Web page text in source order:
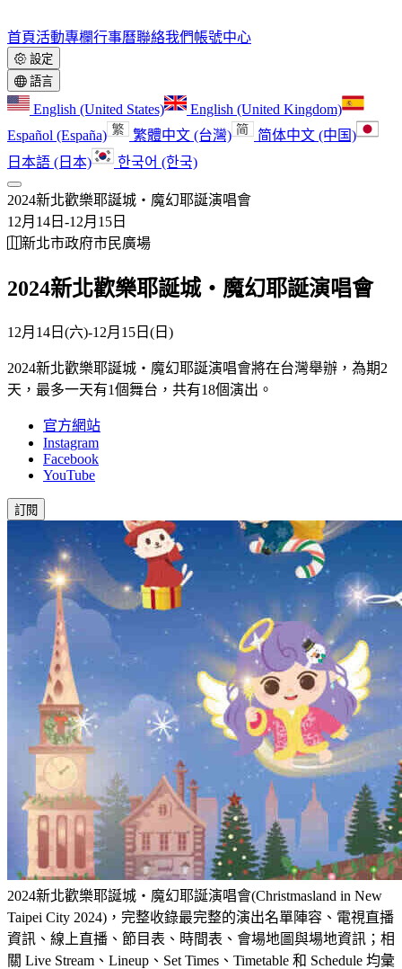
首頁活動專欄行事曆聯絡我們帳號中心
設定
語言
English (United States)
English (United Kingdom)
Español (España)
繁體中文 (台灣)
简体中文 (中国)
日本語 (日本)
한국어 (한국)
2024新北歡樂耶誕城‧魔幻耶誕演唱會
12月14日 -12月15日
新北市政府市民廣場
2024新北歡樂耶誕城‧魔幻耶誕演唱會
12月14日(六)-12月15日(日)
2024新北歡樂耶誕城‧魔幻耶誕演唱會將在台灣舉辦，為期2
天，最多一天有1個舞台，共有18個演出。
官方網站
Instagram
Facebook
YouTube
訂閱
2024新北歡樂耶誕城‧魔幻耶誕演唱會(Christmasland in New
Taipei City 2024)，完整收錄最完整的演出名單陣容、電視直播
資訊、線上直播、節目表、時間表、會場地圖與場地資訊；相
關 Live Stream、Lineup、Set Times、Timetable 和 Schedule 均彙